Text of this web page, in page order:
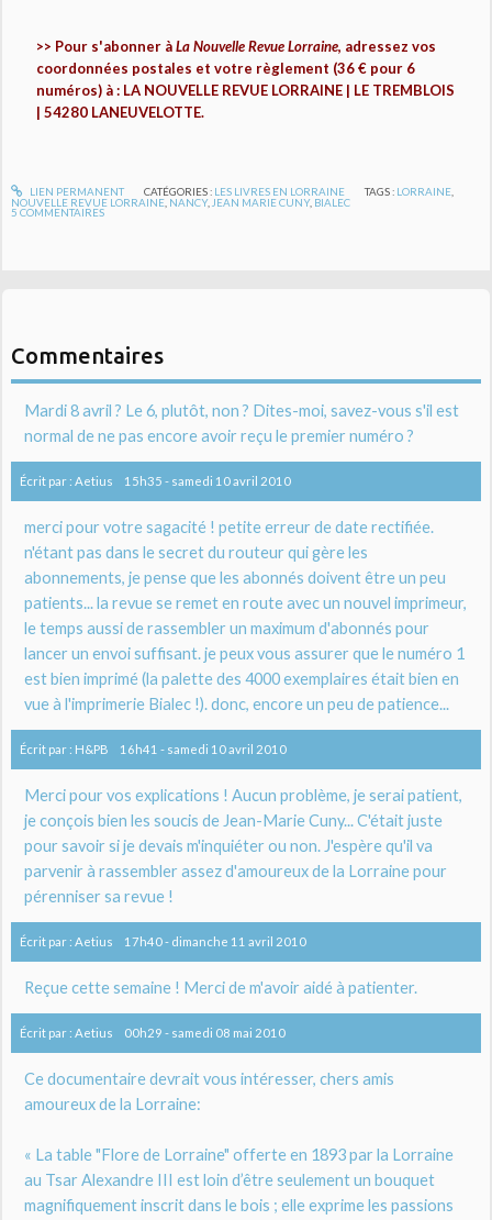
>> Pour s'abonner àLa Nouvelle Revue Lorraine, adressez vos
coordonnées postales et votre règlement (36 € pour 6
numéros) à : LA NOUVELLE REVUE LORRAINE | LE TREMBLOIS
| 54280 LANEUVELOTTE.
LIEN PERMANENT CATÉGORIES : LES LIVRES EN LORRAINE TAGS : LORRAINE
NOUVELLE REVUE LORRAINE NANCY, JEAN MARIE CUNY, BIALEC
5 COMMENTAIRES
Commentaires
Mardi 8 avril ? Le 6, plutôt, non ? Dites-moi, savez-vous s'il est
normal de ne pas encore avoir reçu le premier numéro ?
Écrit par :Aetius 15h35 - samedi 10avril 2010
merci pour votre sagacité ! petite erreur de date rectifiée.
n'étant pas dans le secret du routeur qui gère les
abonnements, je pense que les abonnés doivent être un peu
patients... la revue se remet en route avec un nouvel imprimeur,
le temps aussi de rassembler un maximum d'abonnés pour
lancer un envoi suffisant. je peux vous assurer que le numéro 1
est bien imprimé (la palette des 4000 exemplaires était bien en
vue à l'imprimerie Bialec !). donc, encore un peu de patience...
Écrit par : H&PB 16h41 - samedi 10avril 2010
Merci pour vos explications ! Aucun problème, je serai patient,
je conçois bien les soucis de Jean-Marie Cuny... C'était juste
pour savoir si je devais m'inquiéter ou non. J'espère qu'il va
parvenir à rassembler assez d'amoureux de la Lorraine pour
pérenniser sa revue !
Écrit par :Aetius 17h40- dimanche 11 avril 2010
Reçue cette semaine ! Merci de m'avoir aidé à patienter.
Écrit par :Aetius 00h29 - samedi 08 mai 2010
Ce documentaire devrait vous intéresser, chers amis
amoureux de la Lorraine:
« La table "Flore de Lorraine" offerte en 1893 par la Lorraine
au Tsar Alexandre III est loin d’être seulement un bouquet
magnifiquement inscrit dans le bois ; elle exprime les passions